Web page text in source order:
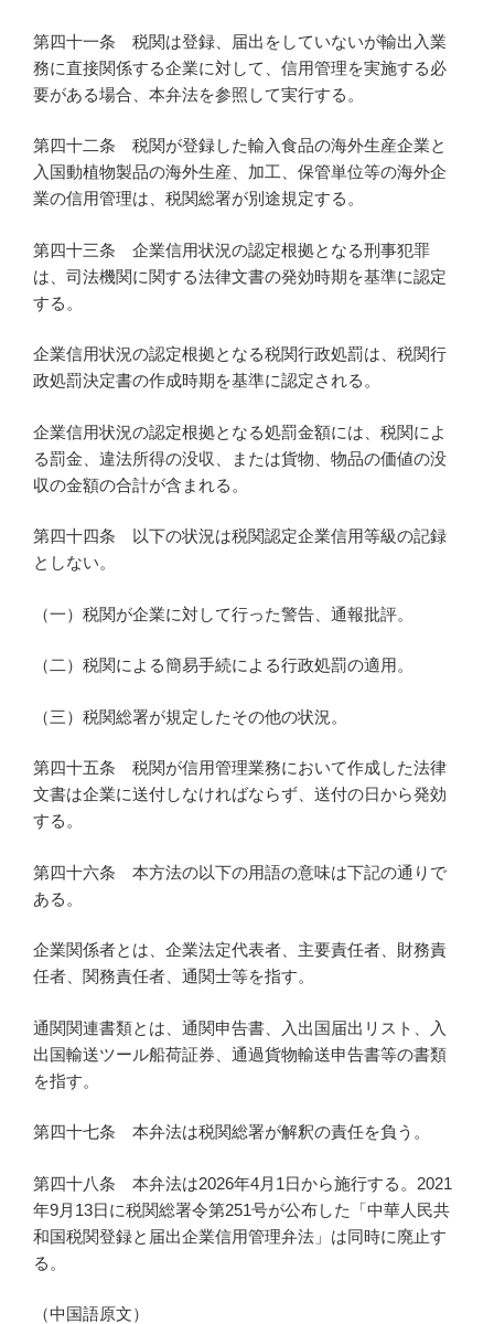
第四十一条 税関は登録、届出をしていないが輸出入業
務に直接関係する企業に対して、信用管理を実施する必
要がある場合、本弁法を参照して実行する。
第四十二条 税関が登録した輸入食品の海外生産企業と
入国動植物製品の海外生産、加工、保管単位等の海外企
業の信用管理は、税関総署が別途規定する。
第四十三条 企業信用状況の認定根拠となる刑事犯罪
は、司法機関に関する法律文書の発効時期を基準に認定
する。
企業信用状況の認定根拠となる税関行政処罰は、税関行
政処罰決定書の作成時期を基準に認定される。
企業信用状況の認定根拠となる処罰金額には、税関によ
る罰金、違法所得の没収、または貨物、物品の価値の没
収の金額の合計が含まれる。
第四十四条 以下の状況は税関認定企業信用等級の記録
としない。
（一）税関が企業に対して行った警告、通報批評。
（二）税関による簡易手続による行政処罰の適用。
（三）税関総署が規定したその他の状況。
第四十五条 税関が信用管理業務において作成した法律
文書は企業に送付しなければならず、送付の日から発効
する。
第四十六条 本方法の以下の用語の意味は下記の通りで
ある。
企業関係者とは、企業法定代表者、主要責任者、財務責
任者、関務責任者、通関士等を指す。
通関関連書類とは、通関申告書、入出国届出リスト、入
出国輸送ツール船荷証券、通過貨物輸送申告書等の書類
を指す。
第四十七条 本弁法は税関総署が解釈の責任を負う。
第四十八条 本弁法は2026年4月1日から施行する。2021
年9月13日に税関総署令第251号が公布した「中華人民共
和国税関登録と届出企業信用管理弁法」は同時に廃止す
る。
（中国語原文）